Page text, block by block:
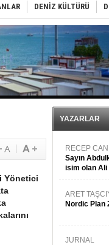
Başkanını seçti!
halkı tehdit ediyor
yerini alamaz”
omurga: NB26
DENİZ KÜLTÜRÜ
Yönetici
YAZARLAR
RECEP
Sayın
isim olan Ali
ARET
Nordic Plan
JURNAL